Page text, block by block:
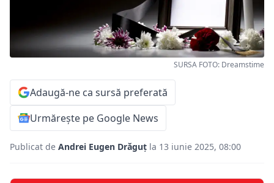
SURSA FOTO: Dreamstime
Adaugă-ne ca sursă preferată
Urmărește pe Google News
Publicat de Andrei Eugen Drăguț la 13 iunie 2025, 08:00